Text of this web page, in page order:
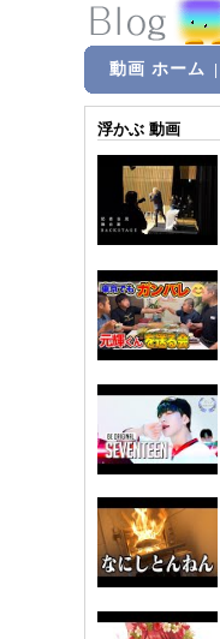
動画 ホーム
浮かぶ 動画